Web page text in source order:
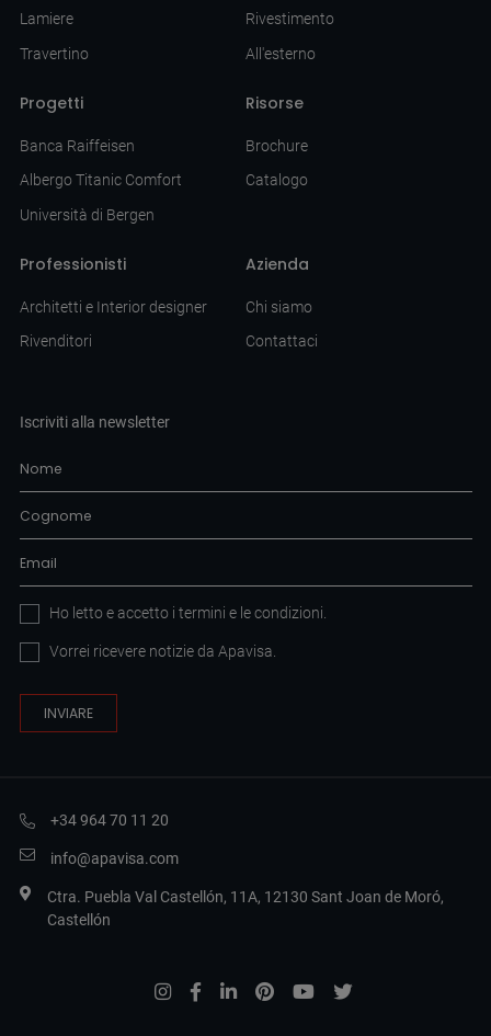
Lamiere
Travertino
Rivestimento
All'esterno
Progetti
Banca Raiffeisen
Albergo Titanic Comfort
Università di Bergen
Risorse
Brochure
Catalogo
Professionisti
Architetti e Interior designer
Rivenditori
Azienda
Chi siamo
Contattaci
Iscriviti alla newsletter
Ho letto e accetto i termini e le condizioni.
Vorrei ricevere notizie da Apavisa.
+34 964 70 11 20
info@apavisa.com
Ctra. Puebla Val Castellón, 11A, 12130 Sant Joan de Moró,
Castellón